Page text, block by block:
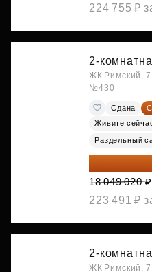
224 755 ₽
2-
ЖК Римский, 7
№430
Сдана
Живите
Раздельный
14 258 726
18 049 020 ₽
223 491 ₽
2-
ЖК Римский, 7